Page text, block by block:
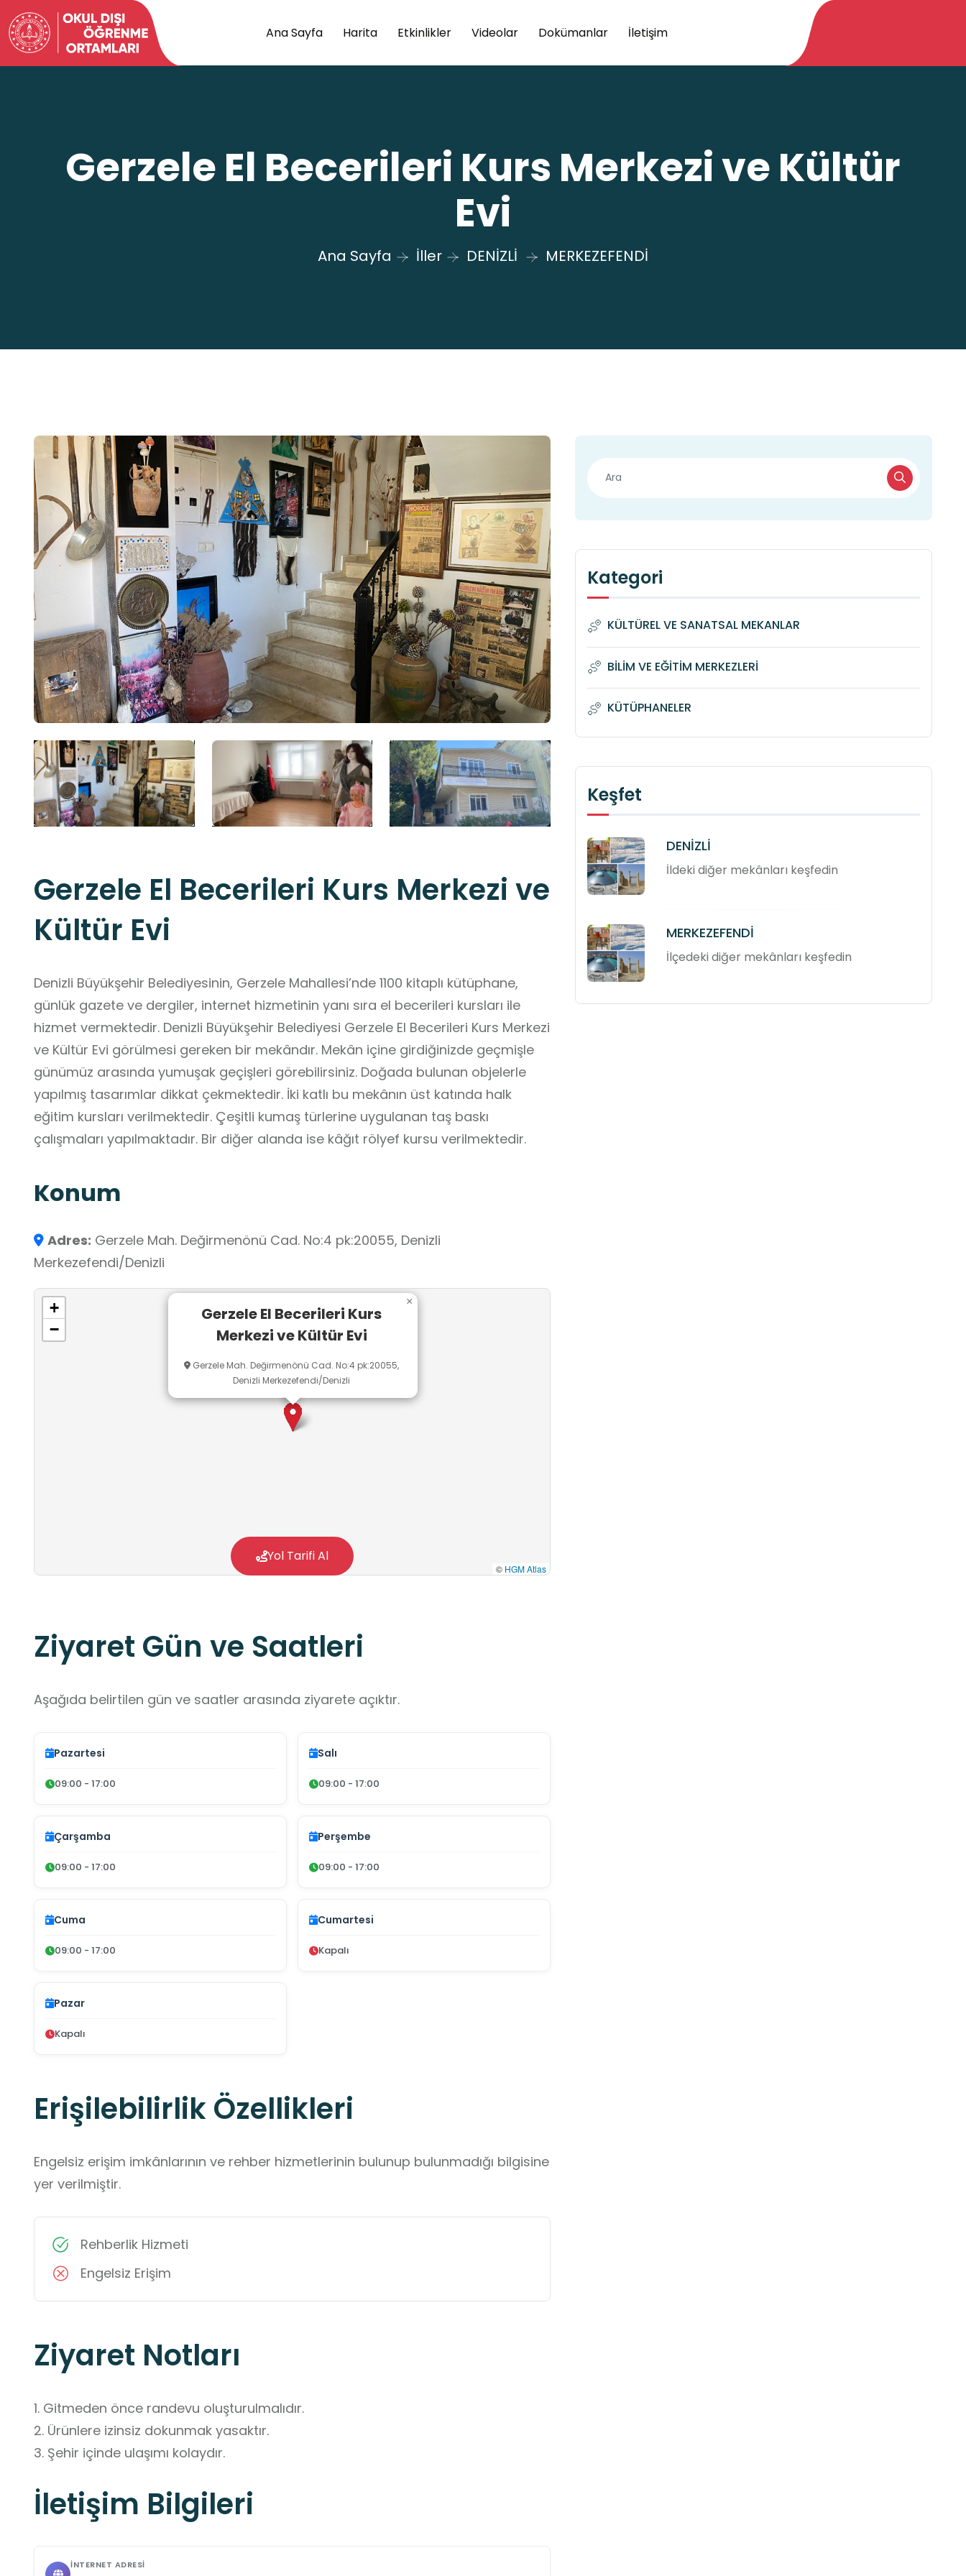
Ana Sayfa Harita Etkinlikler Videolar Dokümanlar İletişim
Gerzele El Becerileri Kurs Merkezi ve Kültür
Evi
Ana Sayfa İller DENİZLİ MERKEZEFENDİ
Gerzele El Becerileri Kurs Merkezi ve
Kültür Evi
Denizli Büyükşehir Belediyesinin, Gerzele Mahallesi’nde 1100 kitaplı kütüphane,
günlük gazete ve dergiler, internet hizmetinin yanı sıra el becerileri kursları ile
hizmet vermektedir. Denizli Büyükşehir Belediyesi Gerzele El Becerileri Kurs Merkezi
ve Kültür Evi görülmesi gereken bir mekândır. Mekân içine girdiğinizde geçmişle
günümüz arasında yumuşak geçişleri görebilirsiniz. Doğada bulunan objelerle
yapılmış tasarımlar dikkat çekmektedir. İki katlı bu mekânın üst katında halk
eğitim kursları verilmektedir. Çeşitli kumaş türlerine uygulanan taş baskı
çalışmaları yapılmaktadır. Bir diğer alanda ise kâğıt rölyef kursu verilmektedir.
Konum
Adres: Gerzele Mah. Değirmenönü Cad. No:4 pk:20055, Denizli
Merkezefendi/Denizli
Gerzele El Becerileri Kurs
Merkezi ve Kültür Evi
Gerzele Mah. Değirmenönü Cad. No:4 pk:20055,
Denizli Merkezefendi/Denizli
×
+
−
© HGM Atlas
Yol Tarifi Al
Ziyaret Gün ve Saatleri
Aşağıda belirtilen gün ve saatler arasında ziyarete açıktır.
Pazartesi
09:00 - 17:00
Salı
09:00 - 17:00
Çarşamba
09:00 - 17:00
Perşembe
09:00 - 17:00
Cuma
09:00 - 17:00
Cumartesi
Kapalı
Pazar
Kapalı
Erişilebilirlik Özellikleri
Engelsiz erişim imkânlarının ve rehber hizmetlerinin bulunup bulunmadığı bilgisine
yer verilmiştir.
Rehberlik Hizmeti
Engelsiz Erişim
Ziyaret Notları
1. Gitmeden önce randevu oluşturulmalıdır.
2. Ürünlere izinsiz dokunmak yasaktır.
3. Şehir içinde ulaşımı kolaydır.
İletişim Bilgileri
İNTERNET ADRESI
Kategori
KÜLTÜREL VE SANATSAL MEKANLAR
BİLİM VE EĞİTİM MERKEZLERİ
KÜTÜPHANELER
Keşfet
DENİZLİ
İldeki diğer mekânları keşfedin
MERKEZEFENDİ
İlçedeki diğer mekânları keşfedin